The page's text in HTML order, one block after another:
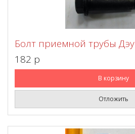
Болт приемной трубы
182 p
В корзину
Отложить